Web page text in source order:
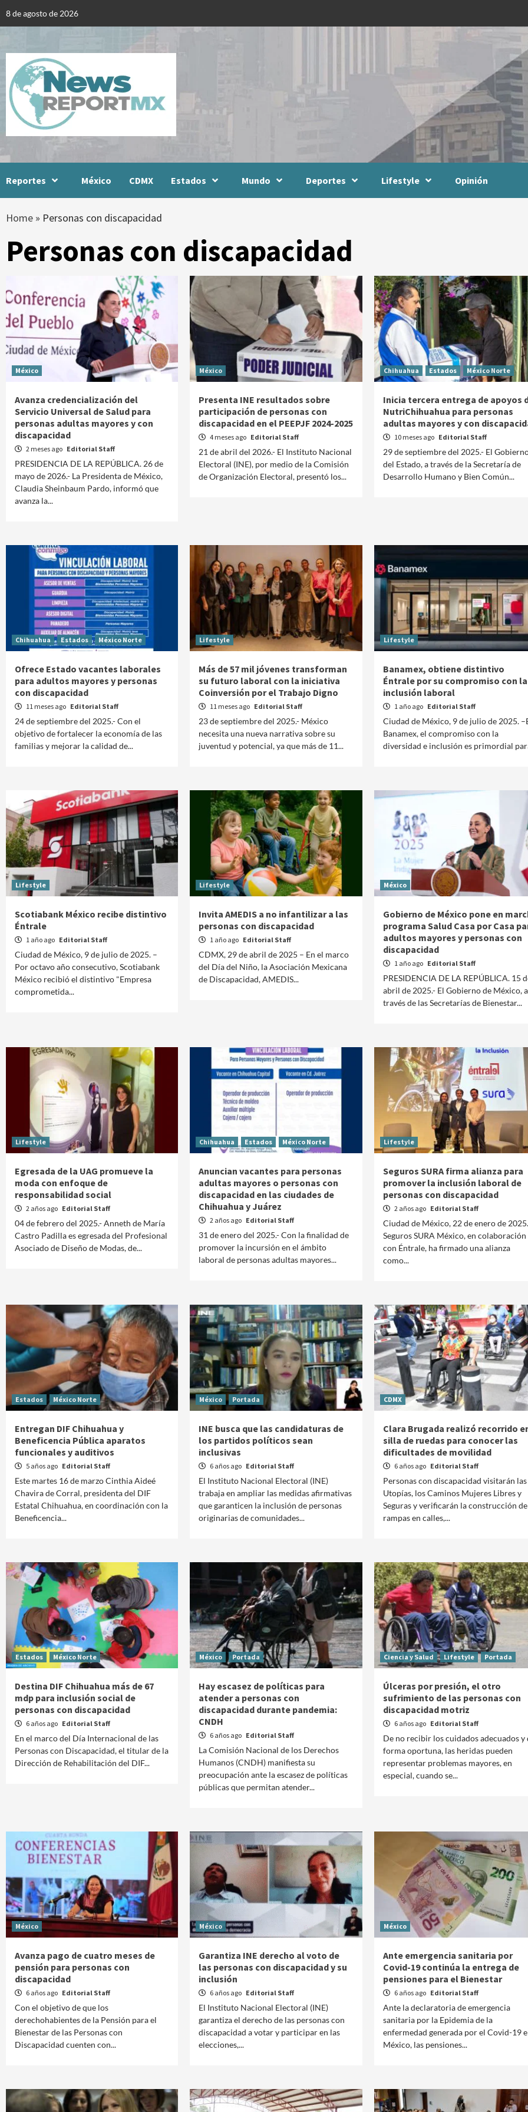
8 de agosto de 2026
Reportes México CDMX Estados Mundo Deportes Lifestyle Opinión
Home » Personas con discapacidad
Personas con discapacidad
México
Avanza credencialización del
Servicio Universal de Salud para
personas adultas mayores y con
discapacidad
2 meses ago Editorial Staff
PRESIDENCIA DE LA REPÚBLICA. 26 de
mayo de 2026.- La Presidenta de México,
Claudia Sheinbaum Pardo, informó que
avanza la...
México
Presenta INE resultados sobre
participación de personas con
discapacidad en el PEEPJF 2024-2025
4 meses ago Editorial Staff
21 de abril del 2026.- El Instituto Nacional
Electoral (INE), por medio de la Comisión
de Organización Electoral, presentó los...
Chihuahua Estados México Norte
Inicia tercera entrega de apoyos
NutriChihuahua para personas
adultas mayores y con
10 meses ago Editorial Staff
29 de septiembre del 2025.- El
del Estado, a través de la Secretaría de
Desarrollo Humano y Bien Común...
Chihuahua Estados México Norte
Ofrece Estado vacantes laborales
para adultos mayores y personas
con discapacidad
11 meses ago Editorial Staff
24 de septiembre del 2025.- Con el
objetivo de fortalecer la economía de las
familias y mejorar la calidad de...
Lifestyle
Más de 57 mil jóvenes transforman
su futuro laboral con la iniciativa
Coinversión por el Trabajo Digno
11 meses ago Editorial Staff
23 de septiembre del 2025.- México
necesita una nueva narrativa sobre su
juventud y potencial, ya que más de 11...
Lifestyle
Banamex, obtiene distintivo
Éntrale por su compromiso con la
inclusión laboral
1 año ago Editorial Staff
Ciudad de México, 9 de julio de 2025.
Banamex, el compromiso con la
diversidad e inclusión es primordial
Lifestyle
Scotiabank México recibe distintivo
Éntrale
1 año ago Editorial Staff
Ciudad de México, 9 de julio de 2025. –
Por octavo año consecutivo, Scotiabank
México recibió el distintivo "Empresa
comprometida...
Lifestyle
Invita AMEDIS a no infantilizar a las
personas con discapacidad
1 año ago Editorial Staff
CDMX, 29 de abril de 2025 – En el marco
del Día del Niño, la Asociación Mexicana
de Discapacidad, AMEDIS...
México
Gobierno de México pone en
programa Salud Casa por Casa
adultos mayores y personas con
discapacidad
1 año ago Editorial Staff
PRESIDENCIA DE LA REPÚBLICA. 15
abril de 2025.- El Gobierno de México, a
través de las Secretarías de Bienestar...
Lifestyle
Egresada de la UAG promueve la
moda con enfoque de
responsabilidad social
2 años ago Editorial Staff
04 de febrero del 2025.- Anneth de María
Castro Padilla es egresada del Profesional
Asociado de Diseño de Modas, de...
Chihuahua Estados México Norte
Anuncian vacantes para personas
adultas mayores o personas con
discapacidad en las ciudades de
Chihuahua y Juárez
2 años ago Editorial Staff
31 de enero del 2025.- Con la finalidad de
promover la incursión en el ámbito
laboral de personas adultas mayores...
Lifestyle
Seguros SURA firma alianza para
promover la inclusión laboral de
personas con discapacidad
2 años ago Editorial Staff
Ciudad de México, 22 de enero de
Seguros SURA México, en colaboración
con Éntrale, ha firmado una alianza
como...
Estados México Norte
Entregan DIF Chihuahua y
Beneficencia Pública aparatos
funcionales y auditivos
5 años ago Editorial Staff
Este martes 16 de marzo Cinthia Aideé
Chavira de Corral, presidenta del DIF
Estatal Chihuahua, en coordinación con la
Beneficencia...
México Portada
INE busca que las candidaturas de
los partidos políticos sean
inclusivas
6 años ago Editorial Staff
El Instituto Nacional Electoral (INE)
trabaja en ampliar las medidas afirmativas
que garanticen la inclusión de personas
originarias de comunidades...
CDMX
Clara Brugada realizó recorrido
silla de ruedas para conocer las
dificultades de movilidad
6 años ago Editorial Staff
Personas con discapacidad visitarán las
Utopías, los Caminos Mujeres Libres y
Seguras y verificarán la construcción de
rampas en calles,...
Estados México Norte
Destina DIF Chihuahua más de 67
mdp para inclusión social de
personas con discapacidad
6 años ago Editorial Staff
En el marco del Día Internacional de las
Personas con Discapacidad, el titular de la
Dirección de Rehabilitación del DIF...
México Portada
Hay escasez de políticas para
atender a personas con
discapacidad durante pandemia:
CNDH
6 años ago Editorial Staff
La Comisión Nacional de los Derechos
Humanos (CNDH) manifiesta su
preocupación ante la escasez de políticas
públicas que permitan atender...
Ciencia y Salud Lifestyle Portada
Úlceras por presión, el otro
sufrimiento de las personas con
discapacidad motriz
6 años ago Editorial Staff
De no recibir los cuidados adecuados y
forma oportuna, las heridas pueden
representar problemas mayores, en
especial, cuando se...
México
Avanza pago de cuatro meses de
pensión para personas con
discapacidad
6 años ago Editorial Staff
Con el objetivo de que los
derechohabientes de la Pensión para el
Bienestar de las Personas con
Discapacidad cuenten con...
México
Garantiza INE derecho al voto de
las personas con discapacidad y su
inclusión
6 años ago Editorial Staff
El Instituto Nacional Electoral (INE)
garantiza el derecho de las personas con
discapacidad a votar y participar en las
elecciones,...
México
Ante emergencia sanitaria por
Covid-19 continúa la entrega de
pensiones para el Bienestar
6 años ago Editorial Staff
Ante la declaratoria de emergencia
sanitaria por la Epidemia de la
enfermedad generada por el Covid-19
México, las pensiones...
Manifestaciones Reportes